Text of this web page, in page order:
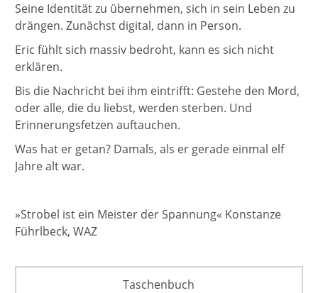
Seine Identität zu übernehmen, sich in sein Leben zu
drängen. Zunächst digital, dann in Person.
Eric fühlt sich massiv bedroht, kann es sich nicht
erklären.
Bis die Nachricht bei ihm eintrifft: Gestehe den Mord,
oder alle, die du liebst, werden sterben. Und
Erinnerungsfetzen auftauchen.
Was hat er getan? Damals, als er gerade einmal elf
Jahre alt war.
»Strobel ist ein Meister der Spannung« Konstanze
Führlbeck, WAZ
Taschenbuch